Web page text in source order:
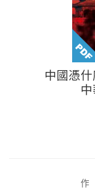
中國憑
作